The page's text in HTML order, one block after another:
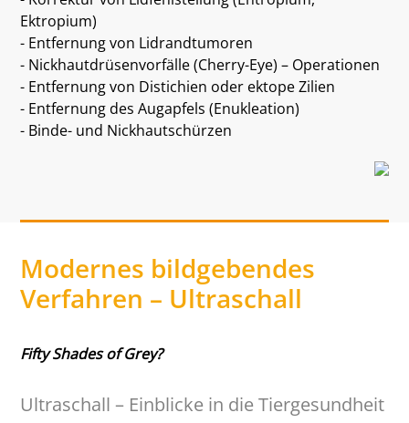
Ektropium)
- Entfernung von Lidrandtumoren
- Nickhautdrüsenvorfälle (Cherry-Eye) – Operationen
- Entfernung von Distichien oder ektope Zilien
- Entfernung des Augapfels (Enukleation)
- Binde- und Nickhautschürzen
Modernes bildgebendes
Verfahren – Ultraschall
Fifty Shades of Grey?
Ultraschall – Einblicke in die Tiergesundheit